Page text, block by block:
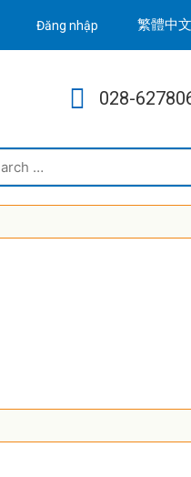
Đăng nhập
028-